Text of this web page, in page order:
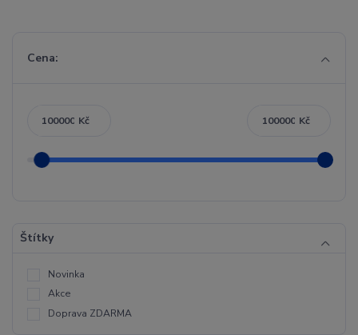
Cena:
Kč Kč
Štítky
Novinka
Akce
Doprava ZDARMA